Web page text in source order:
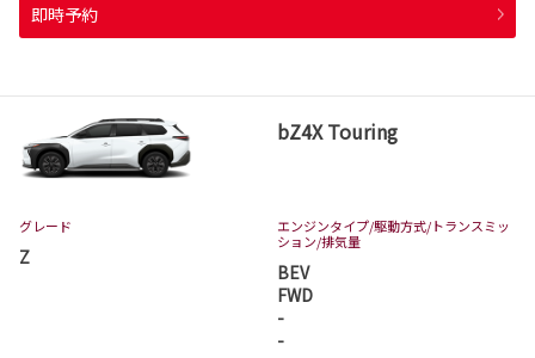
即時予約
bZ4X Touring
グレード
Z
エンジンタイプ/駆動方式/トランスミッ
ション/排気量
BEV
FWD
-
-